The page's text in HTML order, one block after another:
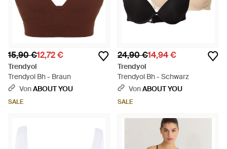
15,90 €12,72 €
Trendyol
Trendyol Bh - Braun
VonABOUT YOU
SALE
24,90 €14,94 €
Trendyol
Trendyol Bh - Schwarz
VonABOUT YOU
SALE